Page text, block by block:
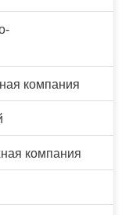
компания
компания